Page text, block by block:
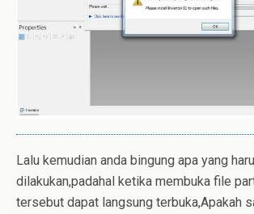
Lalu kemudian anda bingung apa yang
dilakukan,padahal ketika membuka file
tersebut dapat langsung terbuka,Apakah